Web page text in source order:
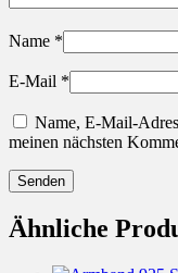
Name *
E-Mail *
Name, E-Mail-
meinen nächsten
Ähnliche